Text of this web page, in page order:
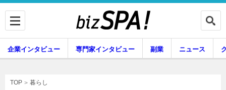
企業インタビュー 専門家インタビュー 副業 ニュース
TOP 暮らし